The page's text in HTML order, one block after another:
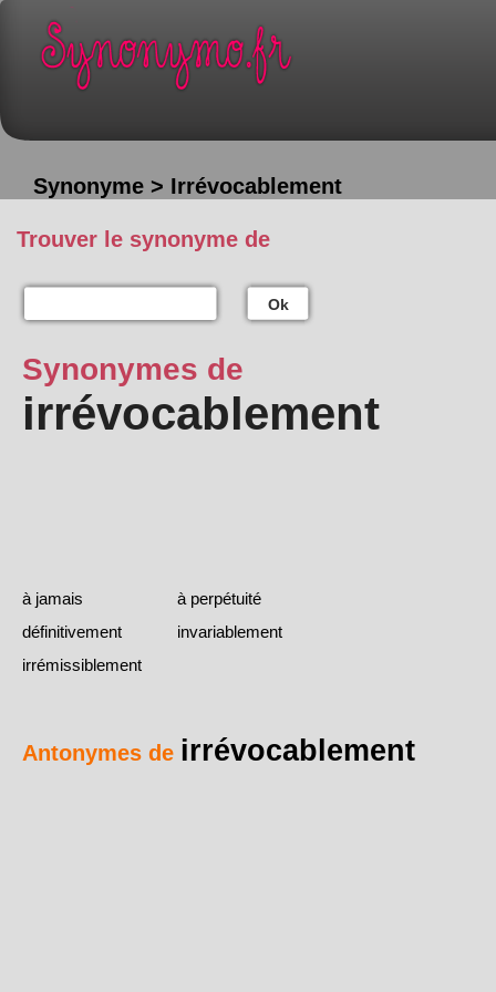
Synonyme > Irrévocablement
Trouver le synonyme de
Ok
Synonymes de
irrévocablement
à jamais
à perpétuité
définitivement
invariablement
irrémissiblement
Antonymes de irrévocablement